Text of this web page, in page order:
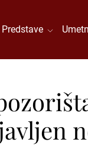
Predstave